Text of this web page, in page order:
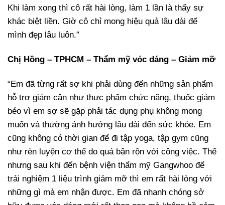
Khi làm xong thì cô rất hài lòng, làm 1 lần là thấy sự
khác biệt liền. Giờ cô chỉ mong hiệu quả lâu dài để
mình đẹp lâu luôn.”
Chị Hồng – TPHCM – Thẩm mỹ vóc dáng – Giảm mỡ
“Em đã từng rất sợ khi phải dùng đến những sản phẩm
hỗ trợ giảm cân như thực phẩm chức năng, thuốc giảm
béo vì em sợ sẽ gặp phải tác dụng phụ không mong
muốn và thường ảnh hưởng lâu dài đến sức khỏe. Em
cũng không có thời gian để đi tập yoga, tập gym cũng
như rèn luyện cơ thể do quá bận rộn với công việc. Thế
nhưng sau khi đến bệnh viện thẩm mỹ Gangwhoo để
trải nghiệm 1 liệu trình giảm mỡ thì em rất hài lòng với
những gì mà em nhận được. Em đã nhanh chóng sở